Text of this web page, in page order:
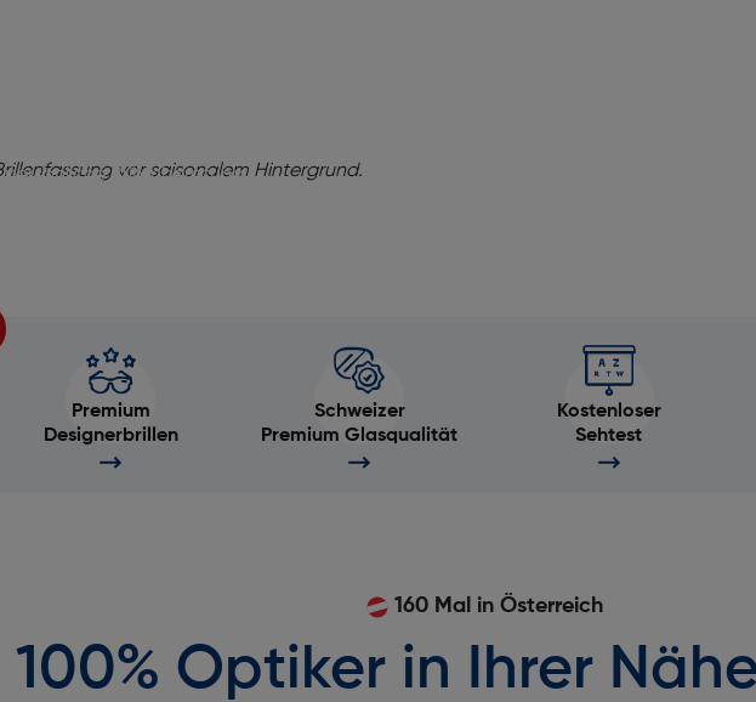
Betreuung! Vereinbaren Sie
Brillenberatung
Premium
Designerbrillen
Schweizer
Premium Glasqualität
Kostenloser
Sehtest
160 Mal in Österreich
100% Optiker in Ihrer